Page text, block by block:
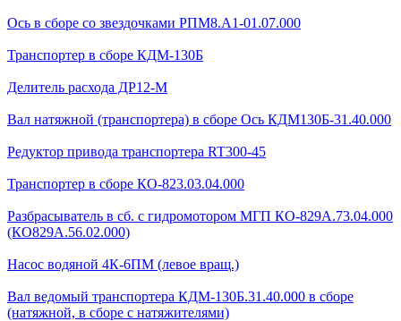
Ось в сборе со звездочками РПМ8.А1-01.07.000
Транспортер в сборе КДМ-130Б
Делитель расхода ДР12-М
Вал натяжной (транспортера) в сборе Ось КДМ130Б-31.40.000
Редуктор привода транспортера RT300-45
Транспортер в сборе КО-823.03.04.000
Разбрасыватель в сб. с гидромотором МГП КО-829А.73.04.000
(КО829А.56.02.000)
Насос водяной 4К-6ПМ (левое вращ.)
Вал ведомый транспортера КДМ-130Б.31.40.000 в сборе
(натяжной, в сборе с натяжителями)